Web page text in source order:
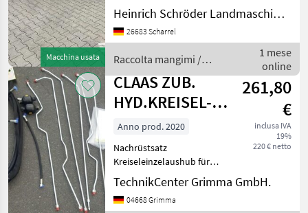
Macchina usata
geschätzt, 1000 upm,
Klingenschnellwechsel,
Hinweis:
verkaufen wir
ausschließlich an
Gewerbetreibende und
ohne Ga
Heinrich Schröder Landmaschinen KG Scharrel
26683 Scharrel
Raccolta mangimi /
Claas
1 mese
online
CLAAS ZUB.
HYD.KREISEL-
EINZELAUSHUB
261,80
€
inclusa IVA
19%
220 € netto
Anno prod. 2020
Nachrüstsatz
Kreiseleinzelaushub für
Liner 2800; 2900; 3100ET-Nr.:
00 0486 127 0 Raccolta
mangimi Altre macchine
TechnikCenter Grimma GmbH.
04668 Grimma